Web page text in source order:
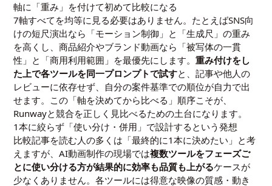
軸に「重み」を付けて初めて比較になる
7軸すべてを均等に見る必要はありません。たとえばSNS向
けの短尺演出なら「モーション制御」と「生成尺」の重み
を高くし、商品紹介やブランド動画なら「被写体の一貫
性」と「商用利用範囲」を最優先にします。重み付けをし
た上で各ツールを同一プロンプトで試すと、記事や他人の
レビューに依存せず、自分の案件基準での順位が自力で出
せます。この「軸を決めてから比べる」順序こそが、
Runwayと競合を正しく見比べるための土台になります。
1本に絞らず「使い分け・併用」で設計するという発想
比較記事を読む人の多くは「最終的に1本に決めたい」と考
えますが、AI動画制作の現場では複数ツールをフェーズご
とに使い分ける方が結果的に効率も品質も上がるケースが
少なくありません。各ツールには得意な映像の質感・動き